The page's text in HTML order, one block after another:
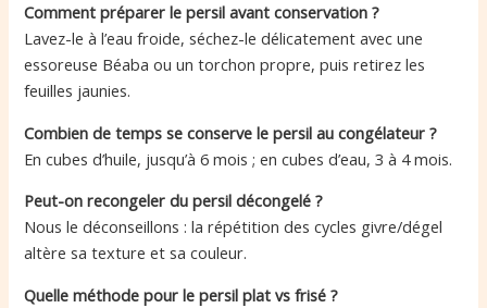
Comment préparer le persil avant conservation ?
Lavez-le à l’eau froide, séchez-le délicatement avec une
essoreuse Béaba ou un torchon propre, puis retirez les
feuilles jaunies.
Combien de temps se conserve le persil au congélateur ?
En cubes d’huile, jusqu’à 6 mois ; en cubes d’eau, 3 à 4 mois.
Peut-on recongeler du persil décongelé ?
Nous le déconseillons : la répétition des cycles givre/dégel
altère sa texture et sa couleur.
Quelle méthode pour le persil plat vs frisé ?